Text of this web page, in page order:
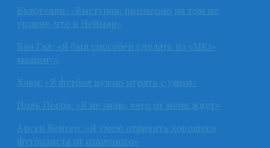
Балотелли: «Выступаю примерно на том же
уровне, что и Неймар»
Ван Гал: «Я был способен сделать из «МЮ»
машину»
Хави: «В футбол нужно играть с умом»
Поль Погба: «Я не знаю, чего от меня ждут»
Арсен Венгер: «Я умею отличить хорошего
футболиста от отличного»